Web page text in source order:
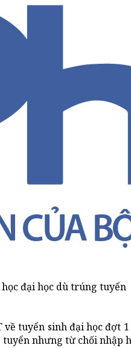
đại học dù trúng tuyển
về tuyển sinh đại học đợt
nhưng từ chối nhập